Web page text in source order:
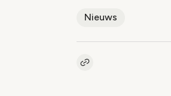
Nieuws
Kopieer link naar artikel